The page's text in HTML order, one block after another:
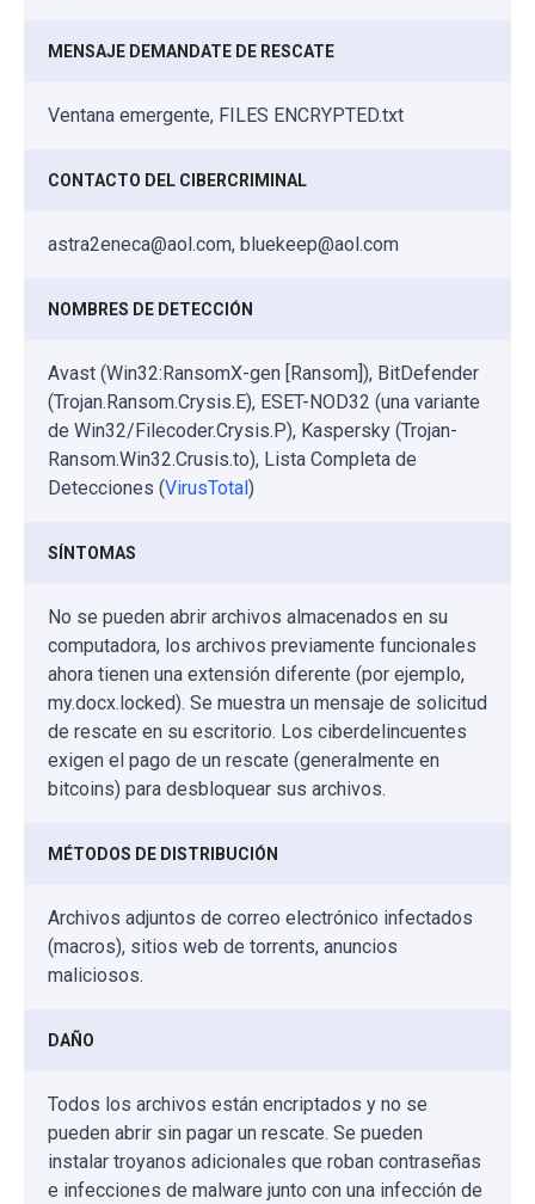
MENSAJE DEMANDATE DE RESCATE
Ventana emergente, FILES ENCRYPTED.txt
CONTACTO DEL CIBERCRIMINAL
astra2eneca@aol.com, bluekeep@aol.com
NOMBRES DE DETECCIÓN
Avast (Win32:RansomX-gen [Ransom]), BitDefender
(Trojan.Ransom.Crysis.E), ESET-NOD32 (una variante
de Win32/Filecoder.Crysis.P), Kaspersky (Trojan-
Ransom.Win32.Crusis.to), Lista Completa de
Detecciones (VirusTotal )
SÍNTOMAS
No se pueden abrir archivos almacenados en su
computadora, los archivos previamente funcionales
ahora tienen una extensión diferente (por ejemplo,
my.docx.locked). Se muestra un mensaje de solicitud
de rescate en su escritorio. Los ciberdelincuentes
exigen el pago de un rescate (generalmente en
bitcoins) para desbloquear sus archivos.
MÉTODOS DE DISTRIBUCIÓN
Archivos adjuntos de correo electrónico infectados
(macros), sitios web de torrents, anuncios
maliciosos.
DAÑO
Todos los archivos están encriptados y no se
pueden abrir sin pagar un rescate. Se pueden
instalar troyanos adicionales que roban contraseñas
e infecciones de malware junto con una infección de